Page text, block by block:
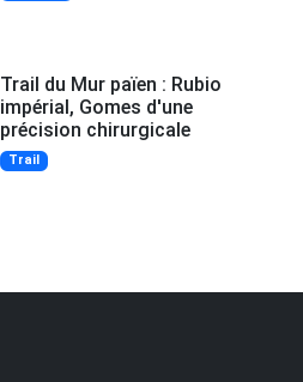
Trail du Mur païen : Rubio
impérial, Gomes d'une
précision chirurgicale
Trail